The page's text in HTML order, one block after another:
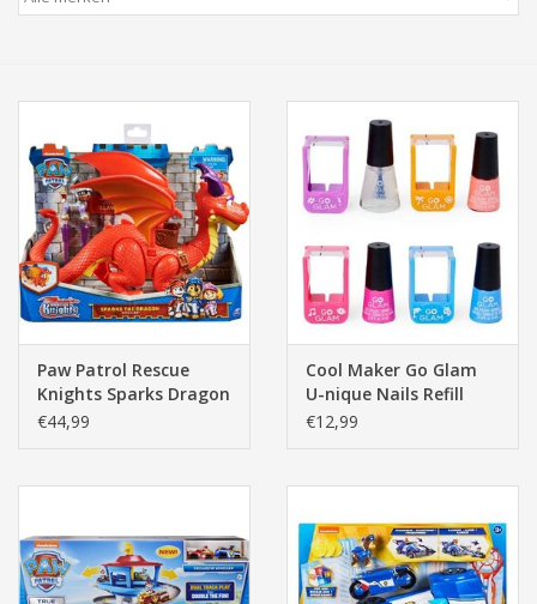
Zeeuws/Streek
Boeken
Elektra
Baby & Peuter
Speelgoed & hobby
Cadeau & feest
Contact/Locatie
Veiligheid
Paw Patrol Rescue
Knights Sparks Dragon
And Claw
€44,99
Cool Maker Go Glam
U-nique Nails Refill
assorti kleur
€12,99